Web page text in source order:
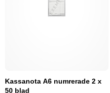
Kassanota A6 numrerade 2 x
50 blad